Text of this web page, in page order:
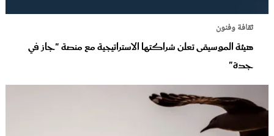
ثقافة وفنون
هيئة الموسيقى تعلن شراكتها الاستراتيجية مع منصة "جاز في
جدة"